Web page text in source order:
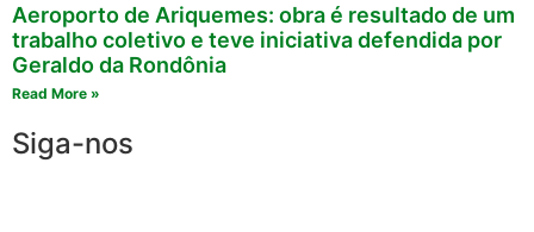
Aeroporto de Ariquemes: obra é resultado de um
trabalho coletivo e teve iniciativa defendida por
Geraldo da Rondônia
Read More »
Siga-nos